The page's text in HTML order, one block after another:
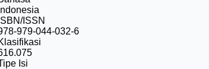
Indonesia
ISBN/ISSN
979-044-032-6
Isi